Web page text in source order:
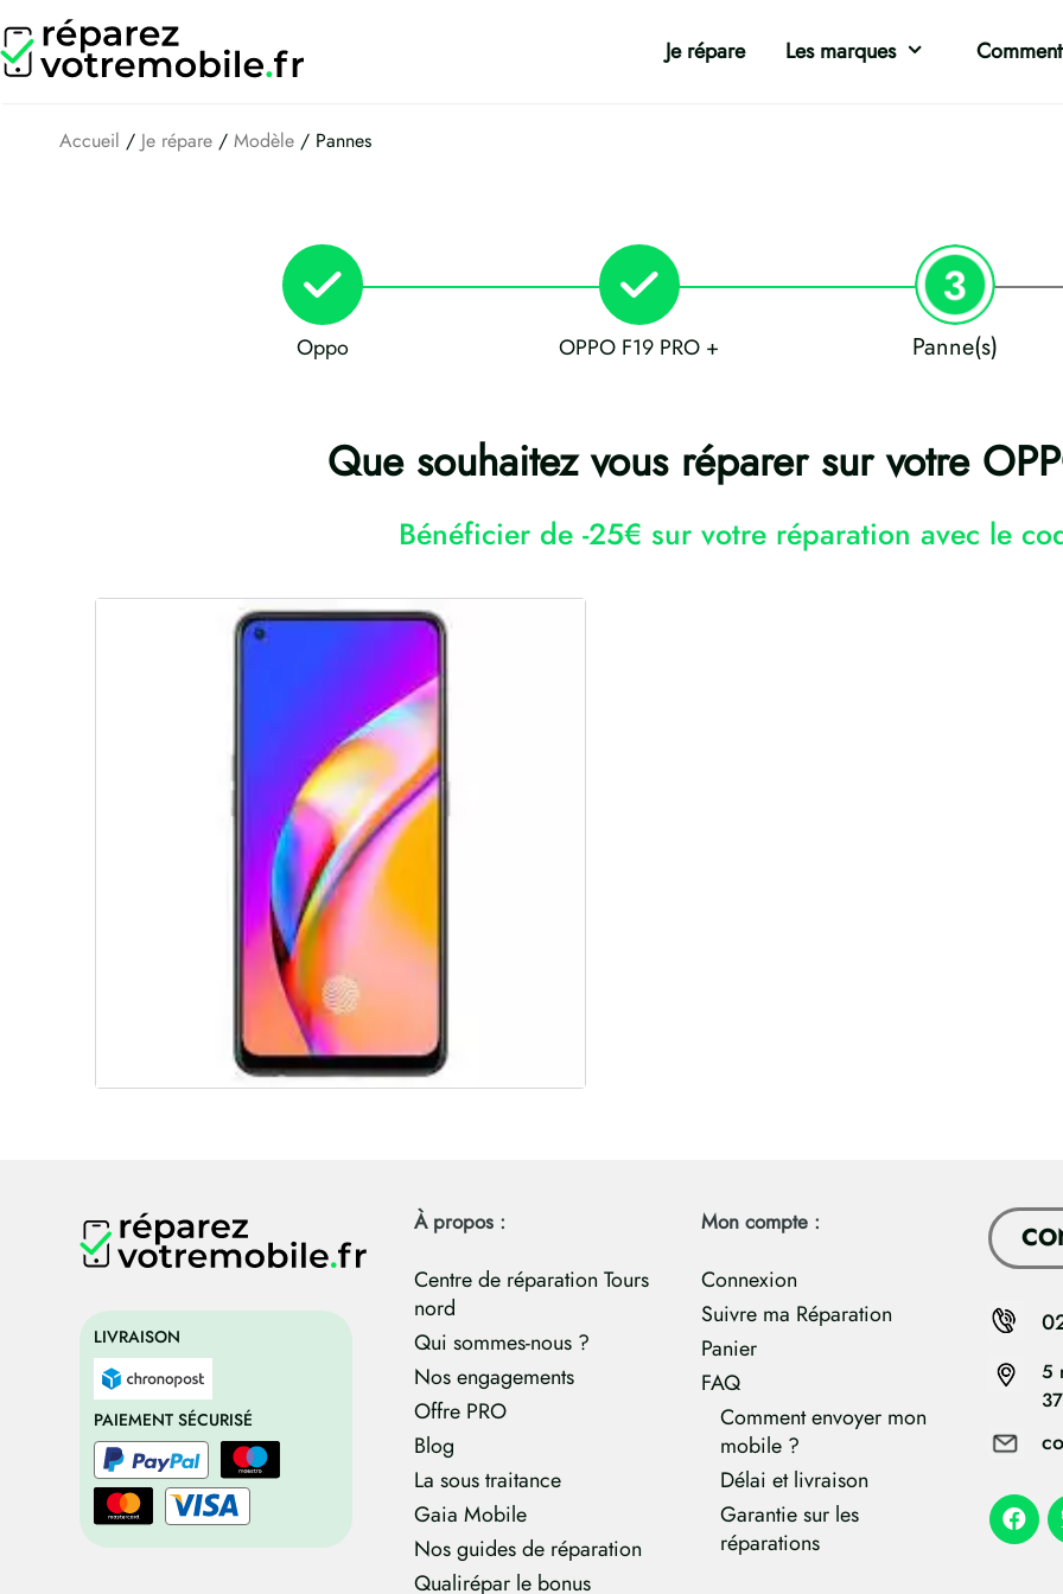
au
contenu Je répare Les marques
Accueil / Je répare / Modèle / Pannes
Oppo OPPO F19 PRO + Panne(s)
Que souhaitez vous réparer sur votre
Bénéficier de -25€ sur votre réparation avec le
LIVRAISON
PAIEMENT SÉCURISÉ
À propos :
Centre de réparation Tours
nord
Qui sommes-nous ?
Nos engagements
Offre PRO
Blog
La sous traitance
Gaia Mobile
Nos guides de réparation
Qualirépar le bonus
Mon compte :
Connexion
Suivre ma Réparation
Panier
FAQ
Comment envoyer mon
mobile ?
Délai et livraison
Garantie sur les
réparations
5